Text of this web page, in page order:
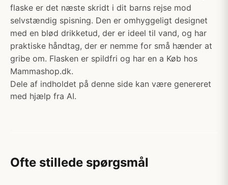
flaske er det næste skridt i dit barns rejse mod
selvstændig spisning. Den er omhyggeligt designet
med en blød drikketud, der er ideel til vand, og har
praktiske håndtag, der er nemme for små hænder at
gribe om. Flasken er spildfri og har en a Køb hos
Mammashop.dk.
Dele af indholdet på denne side kan være genereret
med hjælp fra AI.
Ofte stillede spørgsmål